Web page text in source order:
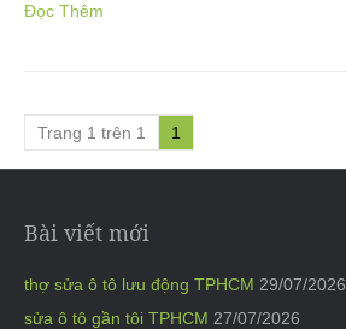
Đọc Thêm
Trang 1 trên 1 1
Bài viết mới
thợ sửa ô tô lưu động TPHCM 29/07/2026
sửa ô tô gần tôi TPHCM 27/07/2026